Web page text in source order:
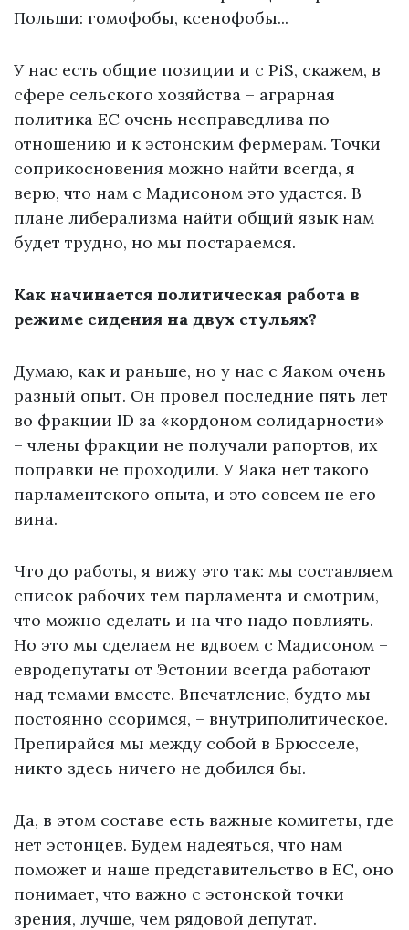
Польши: гомофобы, ксенофобы...
У нас есть общие позиции и с PiS, скажем, в
сфере сельского хозяйства – аграрная
политика ЕС очень несправедлива по
отношению и к эстонским фермерам. Точки
соприкосновения можно найти всегда, я
верю, что нам с Мадисоном это удастся. В
плане либерализма найти общий язык нам
будет трудно, но мы постараемся.
Как начинается политическая работа в
режиме сидения на двух стульях?
Думаю, как и раньше, но у нас с Яаком очень
разный опыт. Он провел последние пять лет
во фракции ID за «кордоном солидарности»
– члены фракции не получали рапортов, их
поправки не проходили. У Яака нет такого
парламентского опыта, и это совсем не его
вина.
Что до работы, я вижу это так: мы составляем
список рабочих тем парламента и смотрим,
что можно сделать и на что надо повлиять.
Но это мы сделаем не вдвоем с Мадисоном –
евродепутаты от Эстонии всегда работают
над темами вместе. Впечатление, будто мы
постоянно ссоримся, – внутриполитическое.
Препирайся мы между собой в Брюсселе,
никто здесь ничего не добился бы.
Да, в этом составе есть важные комитеты, где
нет эстонцев. Будем надеяться, что нам
поможет и наше представительство в ЕС, оно
понимает, что важно с эстонской точки
зрения, лучше, чем рядовой депутат.